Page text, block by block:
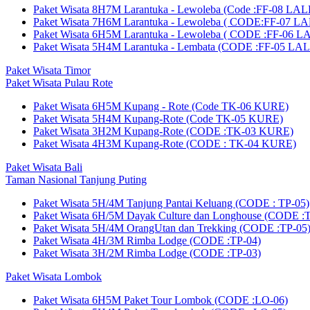
Paket Wisata 8H7M Larantuka - Lewoleba (Code :FF-08
Paket Wisata 7H6M Larantuka - Lewoleba ( CODE:FF-07
Paket Wisata 6H5M Larantuka - Lewoleba ( CODE :FF-06
Paket Wisata 5H4M Larantuka - Lembata (CODE :FF-05
Paket Wisata Timor
Paket Wisata Pulau Rote
Paket Wisata 6H5M Kupang - Rote (Code TK-06 KURE)
Paket Wisata 5H4M Kupang-Rote (Code TK-05 KURE)
Paket Wisata 3H2M Kupang-Rote (CODE :TK-03 KURE)
Paket Wisata 4H3M Kupang-Rote (CODE : TK-04 KURE)
Paket Wisata Bali
Taman Nasional Tanjung Puting
Paket Wisata 5H/4M Tanjung Pantai Keluang (CODE : TP-05)
Paket Wisata 6H/5M Dayak Culture dan Longhouse (CODE
Paket Wisata 5H/4M OrangUtan dan Trekking (CODE :TP-05)
Paket Wisata 4H/3M Rimba Lodge (CODE :TP-04)
Paket Wisata 3H/2M Rimba Lodge (CODE :TP-03)
Paket Wisata Lombok
Paket Wisata 6H5M Paket Tour Lombok (CODE :LO-06)